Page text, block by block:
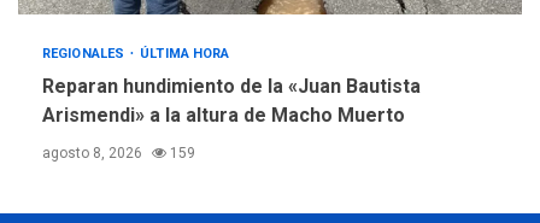
REGIONALES ÚLTIMA HORA
Reparan hundimiento de la «Juan Bautista
Arismendi» a la altura de Macho Muerto
agosto 8, 2026 159